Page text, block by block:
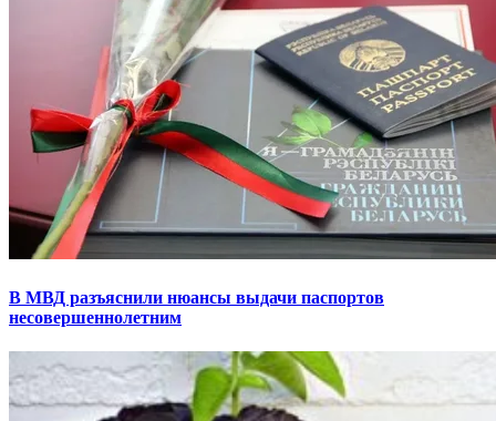
В МВД разъяснили нюансы выдачи паспортов
несовершеннолетним